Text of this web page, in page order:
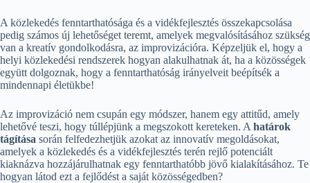
A közlekedés fenntarthatósága és a vidékfejlesztés összekapcsolása
pedig számos új lehetőséget teremt, amelyek megvalósításához szükség
van a kreatív gondolkodásra, az improvizációra. Képzeljük el, hogy a
helyi közlekedési rendszerek hogyan alakulhatnak át, ha a közösségek
együtt dolgoznak, hogy a fenntarthatóság irányelveit beépítsék a
mindennapi életükbe!
Az improvizáció nem csupán egy módszer, hanem egy attitűd, amely
lehetővé teszi, hogy túllépjünk a megszokott kereteken. A határok
tágítása során felfedezhetjük azokat az innovatív megoldásokat,
amelyek a közlekedés és a vidékfejlesztés terén rejlő potenciált
kiaknázva hozzájárulhatnak egy fenntarthatóbb jövő kialakításához. Te
hogyan látod ezt a fejlődést a saját közösségedben?